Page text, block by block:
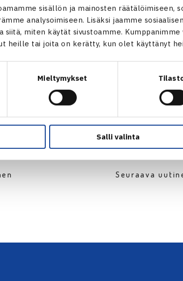
sisällön ja mainosten räätälöimiseen,
analysoimiseen. Lisäksi jaamme
miten käytät sivustoamme.
heille tai joita on kerätty, kun olet käyttänyt
Mieltymykset
Salli valinta
Foxhillsin ITF-turnaus verkossa
Seuraava